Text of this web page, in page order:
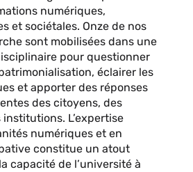
numériques,
et sociétales. Onze de nos
sont mobilisées dans une
pour questionner
éclairer les
et apporter des réponses
des citoyens, des
L’expertise
numériques et en
constitue un atout
capacité de l’université à